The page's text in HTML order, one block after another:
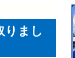
りまし